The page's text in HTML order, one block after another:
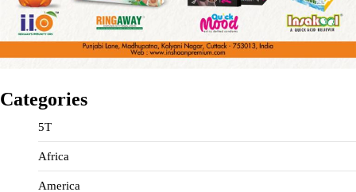
Categories
5T
Africa
America